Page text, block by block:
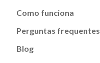
Como funciona
Perguntas frequentes
Blog